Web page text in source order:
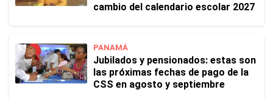
cambio del calendario escolar 2027
PANAMÁ
Jubilados y pensionados: estas son
las próximas fechas de pago de la
CSS en agosto y septiembre